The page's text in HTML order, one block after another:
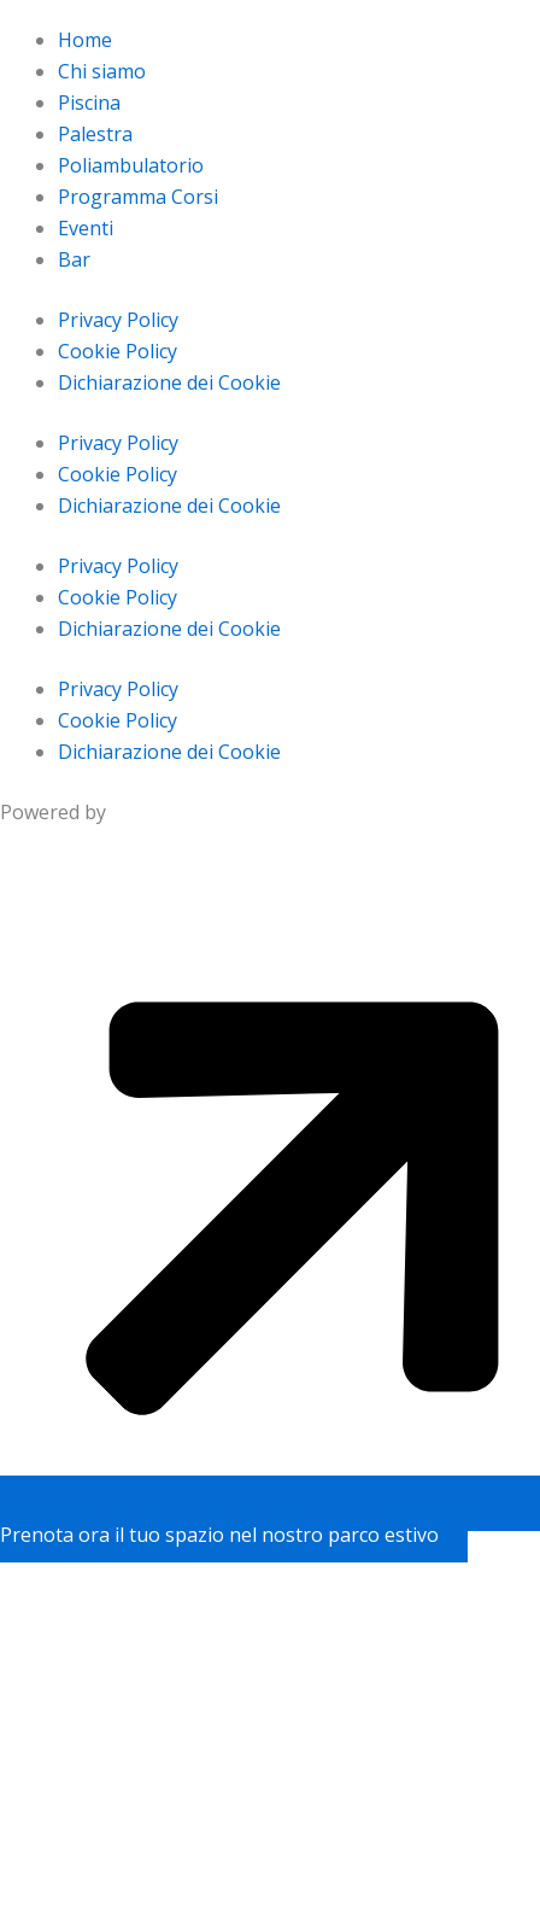
Home
Chi siamo
Piscina
Palestra
Poliambulatorio
Programma Corsi
Eventi
Bar
Privacy Policy
Cookie Policy
Dichiarazione dei Cookie
Privacy Policy
Cookie Policy
Dichiarazione dei Cookie
Privacy Policy
Cookie Policy
Dichiarazione dei Cookie
Privacy Policy
Cookie Policy
Dichiarazione dei Cookie
Powered by
Prenota ora il tuo spazio nel nostro parco estivo